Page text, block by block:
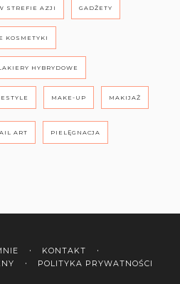
STREFIE AZJI GADŻETY
KOSMETYKI
HYBRYDOWE
MAKE-UP MAKIJAŻ
ART PIELĘGNACJA
KONTAKT
POLITYKA PRYWATNOŚCI